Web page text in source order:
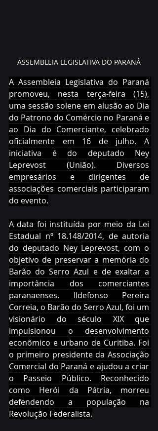
ASSEMBLEIA LEGISLATIVA DO PARANÁ
A Assembleia Legislativa do Paraná
promoveu, nesta terça-feira (15),
uma sessão solene em alusão ao Dia
do Patrono do Comércio no Paraná e
ao Dia do Comerciante, celebrado
oficialmente em 16 de julho. A
iniciativa é do deputado Ney
Leprevost (União). Diversos
empresários e dirigentes de
associações comerciais participaram
do evento.
A data foi instituída por meio da Lei
Estadual nº 18.148/2014, de autoria
do deputado Ney Leprevost, com o
objetivo de preservar a memória do
Barão do Serro Azul e de exaltar a
importância dos comerciantes
paranaenses. Ildefonso Pereira
Correia, o Barão do Serro Azul, foi um
visionário do século XIX que
impulsionou o desenvolvimento
econômico e urbano de Curitiba. Foi
o primeiro presidente da Associação
Comercial do Paraná e ajudou a criar
o Passeio Público. Reconhecido
como Herói da Pátria, morreu
defendendo a população na
Revolução Federalista.